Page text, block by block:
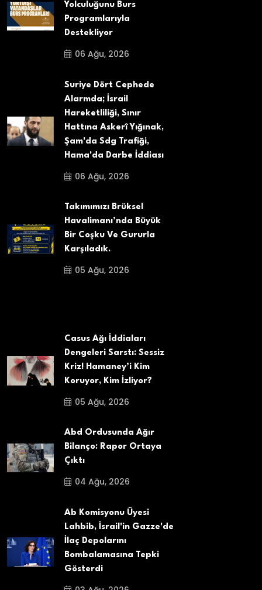
Yolculuğunu Burs
Programlarıyla
Destekliyor
06 Ağu, 2026
Suriye Dört Cephede
Alarmda; İsrail
Hareketliliği, Sınır
Hattına Askerî Yığınak,
Şam'da Sdg Trafiği,
Hama'da Darbe İddiası
06 Ağu, 2026
Takımımızı Brüksel
Havalimanı’nda Büyük
Bir Coşku Ve Gururla
Karşıladık.
05 Ağu, 2026
Casus Ağı İddiaları
Dengeleri Sarstı: Sessiz
Kriz! Hamaney’i Kim
Koruyor, Kim İzliyor?
05 Ağu, 2026
Abd Ordusunda Ağır
Bilanço: Rapor Ortaya
Çıktı
04 Ağu, 2026
Ab Komisyonu Üyesi
Lahbib, İsrail'in Gazze'de
İlaç Depolarını
Bombalamasına Tepki
Gösterdi